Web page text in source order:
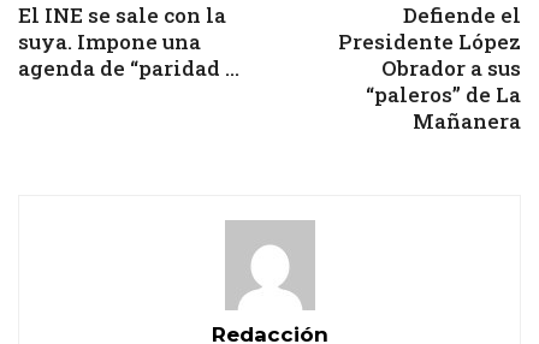
El INE se sale con la
suya. Impone una
agenda de “paridad ...
Defiende el
Presidente López
Obrador a sus
“paleros” de La
Mañanera
Redacción